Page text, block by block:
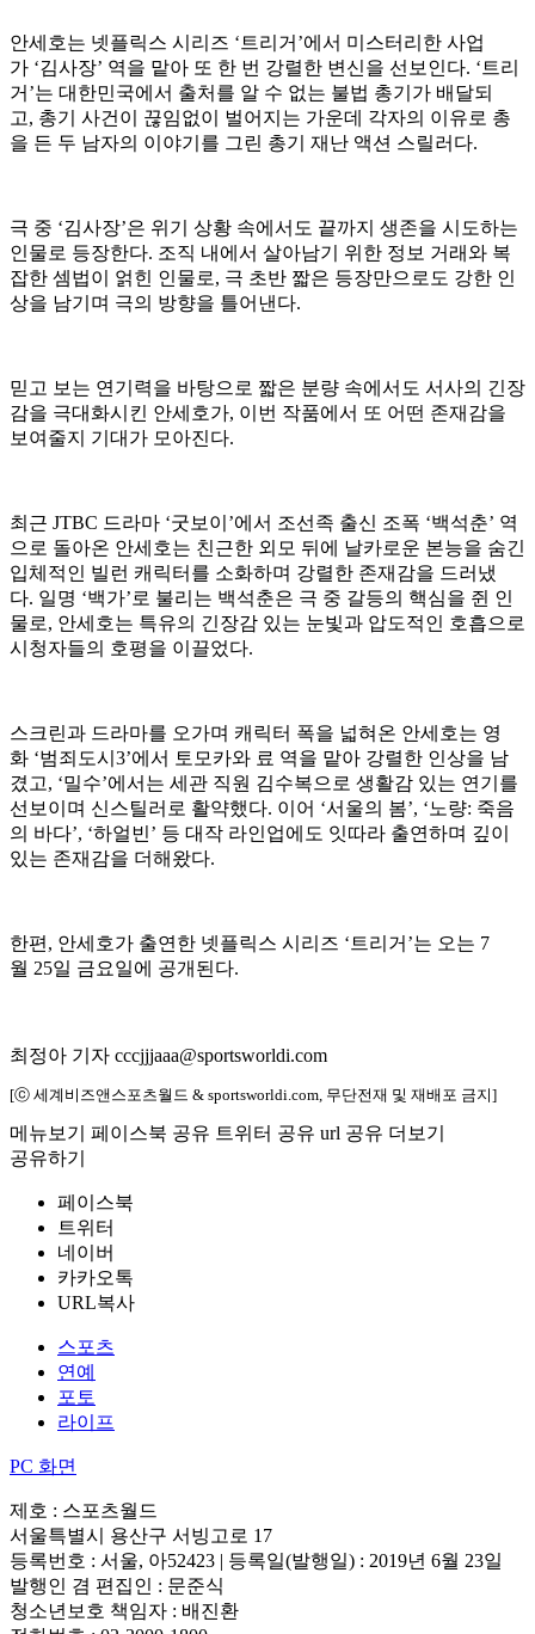
안세호는 넷플릭스 시리즈 ‘트리거’에서 미스터리한 사업
가 ‘김사장’ 역을 맡아 또 한 번 강렬한 변신을 선보인다. ‘트리
거’는 대한민국에서 출처를 알 수 없는 불법 총기가 배달되
고, 총기 사건이 끊임없이 벌어지는 가운데 각자의 이유로 총
을 든 두 남자의 이야기를 그린 총기 재난 액션 스릴러다.
극 중 ‘김사장’은 위기 상황 속에서도 끝까지 생존을 시도하는
인물로 등장한다. 조직 내에서 살아남기 위한 정보 거래와 복
잡한 셈법이 얽힌 인물로, 극 초반 짧은 등장만으로도 강한 인
상을 남기며 극의 방향을 틀어낸다.
믿고 보는 연기력을 바탕으로 짧은 분량 속에서도 서사의 긴장
감을 극대화시킨 안세호가, 이번 작품에서 또 어떤 존재감을
보여줄지 기대가 모아진다.
최근 JTBC 드라마 ‘굿보이’에서 조선족 출신 조폭 ‘백석춘’ 역
으로 돌아온 안세호는 친근한 외모 뒤에 날카로운 본능을 숨긴
입체적인 빌런 캐릭터를 소화하며 강렬한 존재감을 드러냈
다. 일명 ‘백가’로 불리는 백석춘은 극 중 갈등의 핵심을 쥔 인
물로, 안세호는 특유의 긴장감 있는 눈빛과 압도적인 호흡으로
시청자들의 호평을 이끌었다.
스크린과 드라마를 오가며 캐릭터 폭을 넓혀온 안세호는 영
화 ‘범죄도시3’에서 토모카와 료 역을 맡아 강렬한 인상을 남
겼고, ‘밀수’에서는 세관 직원 김수복으로 생활감 있는 연기를
선보이며 신스틸러로 활약했다. 이어 ‘서울의 봄’, ‘노량: 죽음
의 바다’, ‘하얼빈’ 등 대작 라인업에도 잇따라 출연하며 깊이
있는 존재감을 더해왔다.
한편, 안세호가 출연한 넷플릭스 시리즈 ‘트리거’는 오는 7
월 25일 금요일에 공개된다.
최정아 기자 cccjjjaaa@sportsworldi.com
[ⓒ 세계비즈앤스포츠월드 & sportsworldi.com, 무단전재 및 재배포 금지]
메뉴보기 페이스북 공유 트위터 공유 url 공유 더보기
공유하기
페이스북
트위터
네이버
카카오톡
URL복사
스포츠
연예
포토
라이프
PC 화면
제호 : 스포츠월드
서울특별시 용산구 서빙고로 17
등록번호 : 서울, 아52423 | 등록일(발행일) : 2019년 6월 23일
발행인 겸 편집인 : 문준식
청소년보호 책임자 : 배진환